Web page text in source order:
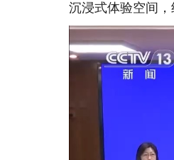
沉浸式体验空间，